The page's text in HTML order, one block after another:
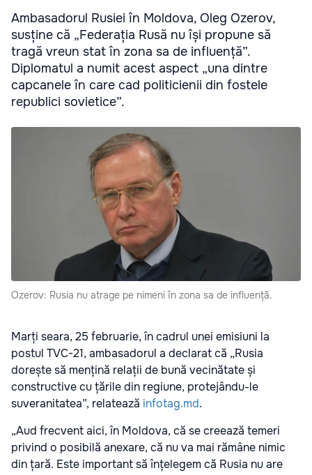
Ambasadorul Rusiei în Moldova, Oleg Ozerov,
susține că „Federația Rusă nu își propune să
tragă vreun stat în zona sa de influență”.
Diplomatul a numit acest aspect „una dintre
capcanele în care cad politicienii din fostele
republici sovietice”.
Ozerov: Rusia nu atrage pe nimeni în zona sa de influență.
Marți seara, 25 februarie, în cadrul unei emisiuni la
postul TVC-21, ambasadorul a declarat că „Rusia
dorește să mențină relații de bună vecinătate și
constructive cu țările din regiune, protejându-le
suveranitatea”, relatează infotag.md.
„Aud frecvent aici, în Moldova, că se creează temeri
privind o posibilă anexare, că nu va mai rămâne nimic
din țară. Este important să înțelegem că Rusia nu are